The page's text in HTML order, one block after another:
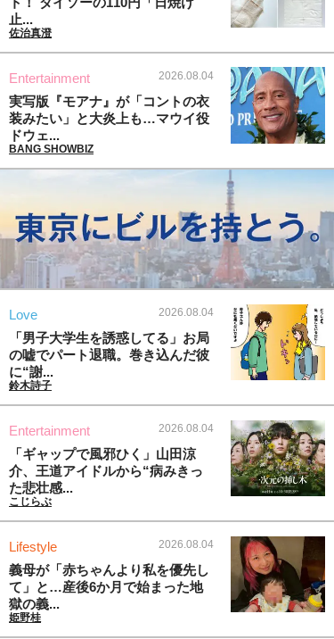
止...
佐治真澄
Entertainment 2026.08.04
実写版『モアナ』が「コントの衣
装みたい」と大炎上も…マウイ役
ドウェ...
BANG SHOWBIZ
Love 2026.08.04
「男子大学生を誘惑してる」お局
の嘘でパート退職。巻き込んだ彼
に“謝...
鈴木詩子
Entertainment 2026.08.04
「ギャップで風邪ひく」山田涼
介、王道アイドルから“病みきっ
た悲壮感...
こじらぶ
Lifestyle 2026.08.04
義母が「赤ちゃんより私を優先し
て」と…産後6か月で始まった地
獄の義...
姫野桂